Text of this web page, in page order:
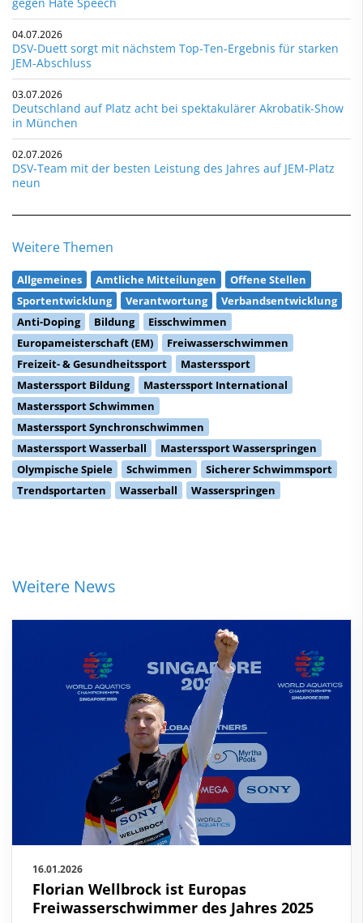
04.07.2026
DSV-Duett sorgt mit nächstem Top-Ten-Ergebnis für starken
JEM-Abschluss
03.07.2026
Deutschland auf Platz acht bei spektakulärer Akrobatik-Show
in München
02.07.2026
DSV-Team mit der besten Leistung des Jahres auf JEM-Platz
neun
Weitere Themen
Allgemeines Amtliche Mitteilungen
Offene Stellen
Sportentwicklung
Verantwortung
Verbandsentwicklung
Anti-Doping
Bildung
Eisschwimmen
Europameisterschaft (EM)
Freiwasserschwimmen
Freizeit- & Gesundheitssport
Masterssport
Masterssport Bildung
Masterssport International
Masterssport Schwimmen
Masterssport Synchronschwimmen
Masterssport Wasserball
Masterssport Wasserspringen
Olympische Spiele
Schwimmen
Sicherer Schwimmsport
Trendsportarten
Wasserball Wasserspringen
Weitere News
16.01.2026
Florian Wellbrock ist Europas
Freiwasserschwimmer des Jahres 2025